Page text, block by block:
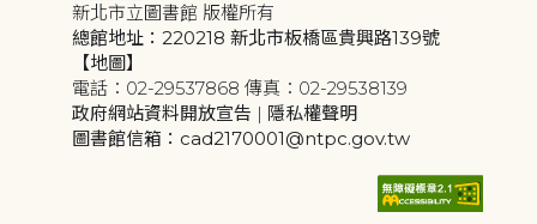
新北市立圖書館 版權所有
總館地址：220218 新北市板橋區貴興路139號
【地圖】
電話：02-29537868 傳真：02-29538139
政府網站資料開放宣告 | 隱私權聲明
圖書館信箱：cad2170001@ntpc.gov.tw